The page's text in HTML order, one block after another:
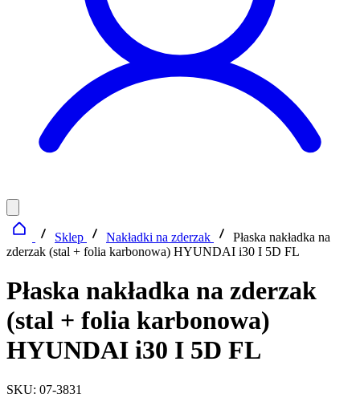
Sklep Nakładki na zderzak
Płaska nakładka na
zderzak (stal + folia karbonowa) HYUNDAI i30 I 5D FL
Płaska nakładka na zderzak
(stal + folia karbonowa)
HYUNDAI i30 I 5D FL
SKU: 07-3831